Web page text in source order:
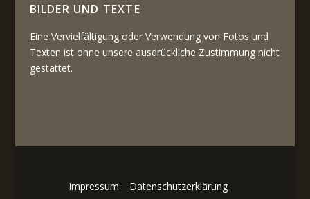
BILDER UND TEXTE
Eine Vervielfältigung oder Verwendung von Fotos und
Texten ist ohne unsere ausdrückliche Zustimmung nicht
gestattet.
Impressum Datenschutzerklärung